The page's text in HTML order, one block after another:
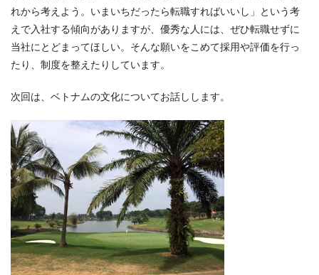
れから考えよう。いまいちだったら転職すればいいし」という考
えで入社する傾向がありますが、優秀な人には、ぜひ転職せずに
当社にとどまってほしい。そんな願いをこめて採用や評価を行っ
たり、制度を整えたりしています。
次回は、ベトナムの文化についてお話しします。